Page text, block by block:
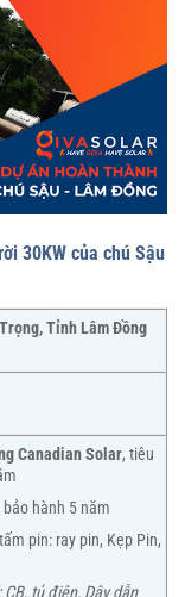
30KW của chú Sậu
Tỉnh Lâm Đồng
Canadian Solar, tiêu
bảo hành 5 năm
pin: ray pin, Kẹp Pin,